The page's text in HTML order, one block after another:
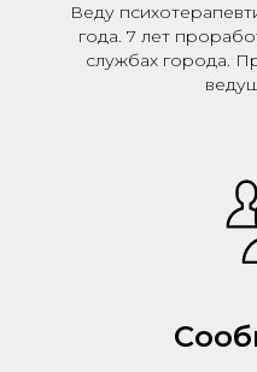
Веду
года. 7 лет
службах города.